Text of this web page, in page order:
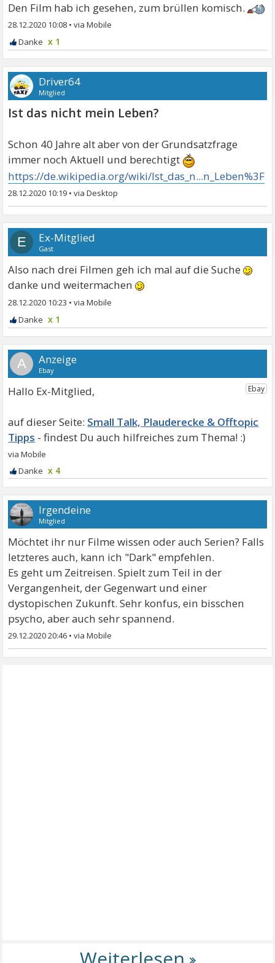
Den Film hab ich gesehen, zum brüllen komisch.
28.12.2020 10:08 •
x 1
Driver64
Mitglied
Ist das nicht mein Leben?
Schon 40 Jahre alt aber von der Grundsatzfrage
immer noch Aktuell und berechtigt
https://de.wikipedia.org/wiki/Ist_das_n...n_Leben%3F
28.12.2020 10:19 •
E Ex-Mitglied
Gast
Also nach drei Filmen geh ich mal auf die Suche
danke und weitermachen
28.12.2020 10:23 •
x 1
A
Hallo Ex-Mitglied,
Small Talk, Plauderecke & Offtopic
Tipps
x 4
Irgendeine
Mitglied
Möchtet ihr nur Filme wissen oder auch Serien? Falls
letzteres auch, kann ich "Dark" empfehlen.
Es geht um Zeitreisen. Spielt zum Teil in der
Vergangenheit, der Gegenwart und einer
dystopischen Zukunft. Sehr konfus, ein bisschen
psycho, aber auch sehr spannend.
29.12.2020 20:46 •